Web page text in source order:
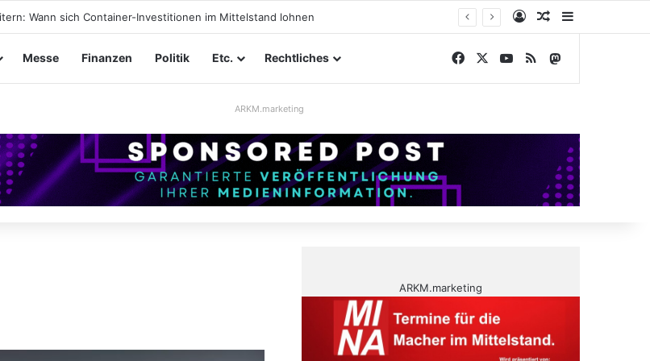
im Mittelstand: Absperrkonzepte für temporäre Außengelände AnmeldenZufälliger
Messe Finanzen Politik Etc. Rechtliches Facebook YouTube
RSS
ARKM.marketing
ARKM.marketing